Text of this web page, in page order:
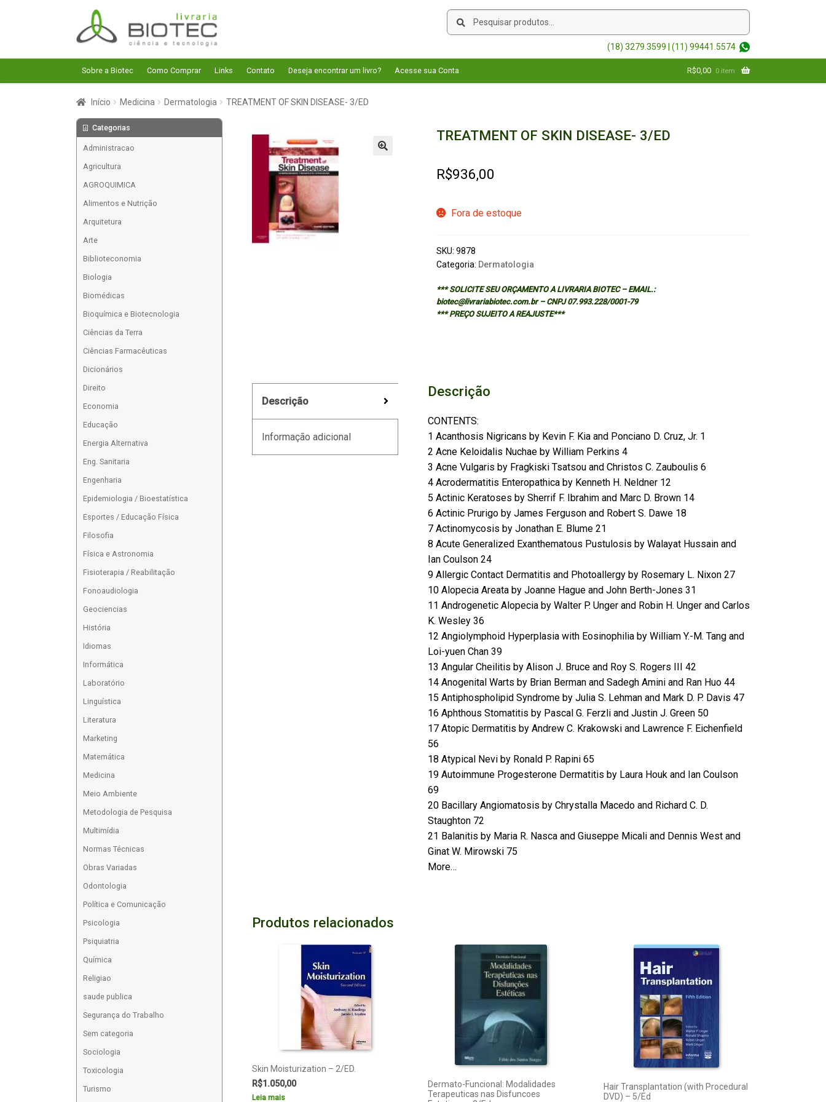
Pular
para
navegação
Pular
para
o
conteúdo
Pesquisar
Pesquisar
(18) 3279.3599 | (11) 99441.5574
Sobre a Biotec Como Comprar Links Contato Deseja encontrar um livro? Acesse sua Conta R$0,00 0 item
Início Medicina Dermatologia TREATMENT OF SKIN DISEASE- 3/ED
TREATMENT OF SKIN DISEASE- 3/ED
R$936,00
Fora de estoque
SKU: 9878
Categoria: Dermatologia
*** SOLICITE SEU ORÇAMENTO A LIVRARIA BIOTEC – EMAIL.:
biotec@livrariabiotec.com.br – CNPJ 07.993.228/0001-79
*** PREÇO SUJEITO A REAJUSTE***
Descrição
Informação adicional
Descrição
CONTENTS:
1 Acanthosis Nigricans by Kevin F. Kia and Ponciano D. Cruz, Jr. 1
2 Acne Keloidalis Nuchae by William Perkins 4
3 Acne Vulgaris by Fragkiski Tsatsou and Christos C. Zauboulis 6
4 Acrodermatitis Enteropathica by Kenneth H. Neldner 12
5 Actinic Keratoses by Sherrif F. Ibrahim and Marc D. Brown 14
6 Actinic Prurigo by James Ferguson and Robert S. Dawe 18
7 Actinomycosis by Jonathan E. Blume 21
8 Acute Generalized Exanthematous Pustulosis by Walayat Hussain and
Ian Coulson 24
9 Allergic Contact Dermatitis and Photoallergy by Rosemary L. Nixon 27
10 Alopecia Areata by Joanne Hague and John Berth-Jones 31
11 Androgenetic Alopecia by Walter P. Unger and Robin H. Unger and Carlos
K. Wesley 36
12 Angiolymphoid Hyperplasia with Eosinophilia by William Y.-M. Tang and
Loi-yuen Chan 39
13 Angular Cheilitis by Alison J. Bruce and Roy S. Rogers III 42
14 Anogenital Warts by Brian Berman and Sadegh Amini and Ran Huo 44
15 Antiphospholipid Syndrome by Julia S. Lehman and Mark D. P. Davis 47
16 Aphthous Stomatitis by Pascal G. Ferzli and Justin J. Green 50
17 Atopic Dermatitis by Andrew C. Krakowski and Lawrence F. Eichenfield
56
18 Atypical Nevi by Ronald P. Rapini 65
19 Autoimmune Progesterone Dermatitis by Laura Houk and Ian Coulson
69
20 Bacillary Angiomatosis by Chrystalla Macedo and Richard C. D.
Staughton 72
21 Balanitis by Maria R. Nasca and Giuseppe Micali and Dennis West and
Ginat W. Mirowski 75
More…
Produtos relacionados
Skin Moisturization – 2/ED.
R$1.050,00
Leia mais
Dermato-Funcional: Modalidades
Terapeuticas nas Disfuncoes
Hair Transplantation (with Procedural
DVD) – 5/Ed
Categorias
Administracao
Agricultura
AGROQUIMICA
Alimentos e Nutrição
Arquitetura
Arte
Biblioteconomia
Biologia
Biomédicas
Bioquímica e Biotecnologia
Ciências da Terra
Ciências Farmacêuticas
Dicionários
Direito
Economia
Educação
Energia Alternativa
Eng. Sanitaria
Engenharia
Epidemiologia / Bioestatística
Esportes / Educação Física
Filosofia
Física e Astronomia
Fisioterapia / Reabilitação
Fonoaudiologia
Geociencias
História
Idiomas
Informática
Laboratório
Linguística
Literatura
Marketing
Matemática
Medicina
Meio Ambiente
Metodologia de Pesquisa
Multimídia
Normas Técnicas
Obras Variadas
Odontologia
Política e Comunicação
Psicologia
Psiquiatria
Química
Religiao
saude publica
Segurança do Trabalho
Sem categoria
Sociologia
Toxicologia
Turismo